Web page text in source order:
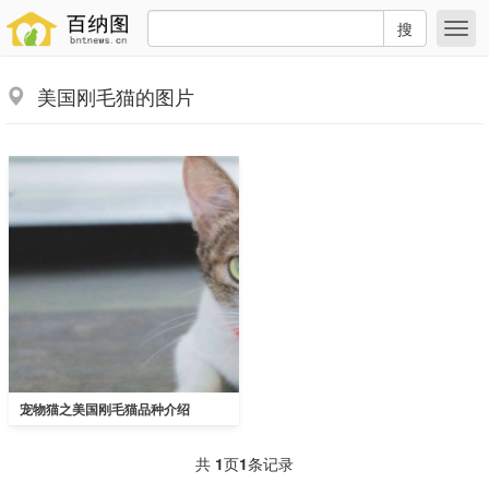
搜
美国刚毛猫的图片
宠物猫之美国刚毛猫品种介绍
共 1页1条记录